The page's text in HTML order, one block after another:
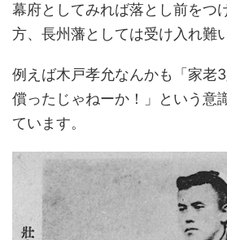
幕府としてみれば落とし前をつ
方、長州藩としては受け入れ難
例えば木戸孝允なんかも「家老
償ったじゃねーか！」という意
ています。